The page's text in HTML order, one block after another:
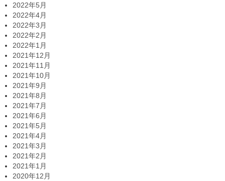
2022年5月
2022年4月
2022年3月
2022年2月
2022年1月
2021年12月
2021年11月
2021年10月
2021年9月
2021年8月
2021年7月
2021年6月
2021年5月
2021年4月
2021年3月
2021年2月
2021年1月
2020年12月